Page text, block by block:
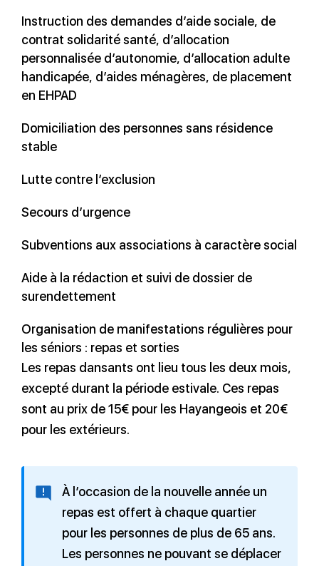
Instruction des demandes d’aide sociale, de
contrat solidarité santé, d’allocation
personnalisée d’autonomie, d’allocation adulte
handicapée, d’aides ménagères, de placement
en EHPAD
Domiciliation des personnes sans résidence
stable
Lutte contre l’exclusion
Secours d’urgence
Subventions aux associations à caractère social
Aide à la rédaction et suivi de dossier de
surendettement
Organisation de manifestations régulières pour
les séniors : repas et sorties
Les repas dansants ont lieu tous les deux mois,
excepté durant la période estivale. Ces repas
sont au prix de 15€ pour les Hayangeois et 20€
pour les extérieurs.
À l’occasion de la nouvelle année un
repas est offert à chaque quartier
pour les personnes de plus de 65 ans.
Les personnes ne pouvant se déplacer